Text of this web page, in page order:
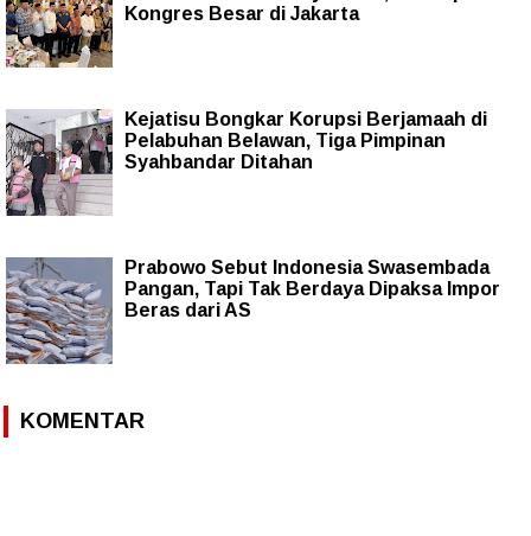
Kongres Besar di Jakarta
Kejatisu Bongkar Korupsi Berjamaah di
Pelabuhan Belawan, Tiga Pimpinan
Syahbandar Ditahan
Prabowo Sebut Indonesia Swasembada
Pangan, Tapi Tak Berdaya Dipaksa Impor
Beras dari AS
KOMENTAR